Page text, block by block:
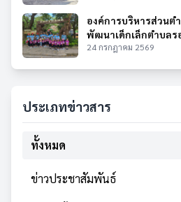
องค์การบริหารส่วนต
พัฒนาเด็กเล็กตำบลร
24 กรกฎาคม 2569
ประเภทข่าวสาร
ทั้งหมด
ข่าวประชาสัมพันธ์